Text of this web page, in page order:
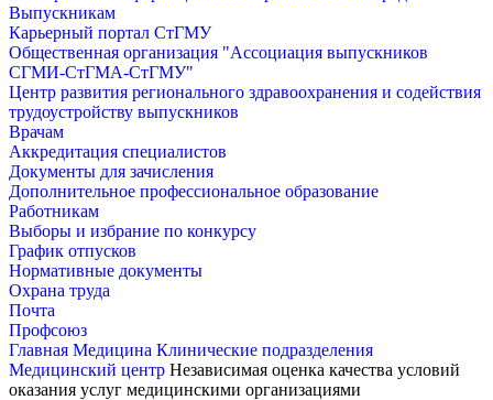
Выпускникам
Карьерный портал СтГМУ
Общественная организация "Ассоциация выпускников
СГМИ-СтГМА-СтГМУ"
Центр развития регионального здравоохранения и содействия
трудоустройству выпускников
Врачам
Аккредитация специалистов
Документы для зачисления
Дополнительное профессиональное образование
Работникам
Выборы и избрание по конкурсу
График отпусков
Нормативные документы
Охрана труда
Почта
Профсоюз
Главная Медицина Клинические подразделения
Медицинский центр Независимая оценка качества условий
оказания услуг медицинскими организациями